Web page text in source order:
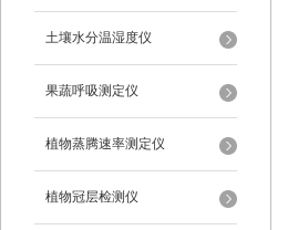
土壤水分温湿度仪
果蔬呼吸测定仪
植物蒸腾速率测定仪
植物冠层检测仪